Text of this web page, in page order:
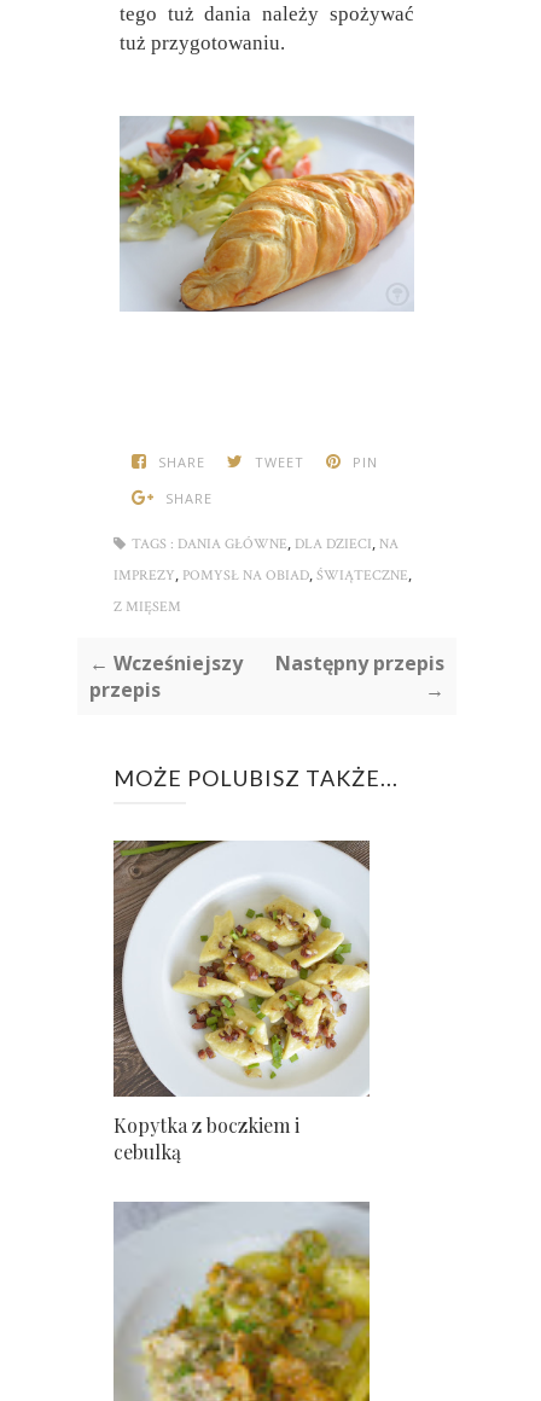
tego tuż dania należy spożywać
tuż przygotowaniu.
SHARE TWEET
PIN
SHARE
TAGS : DANIA GŁÓWNE, DLA DZIECI, NA
IMPREZY, POMYSŁ NA OBIAD, ŚWIĄTECZNE,
Z MIĘSEM
← Wcześniejszy
przepis
Następny przepis
→
MOŻE POLUBISZ TAKŻE...
Kopytka z boczkiem i
cebulką